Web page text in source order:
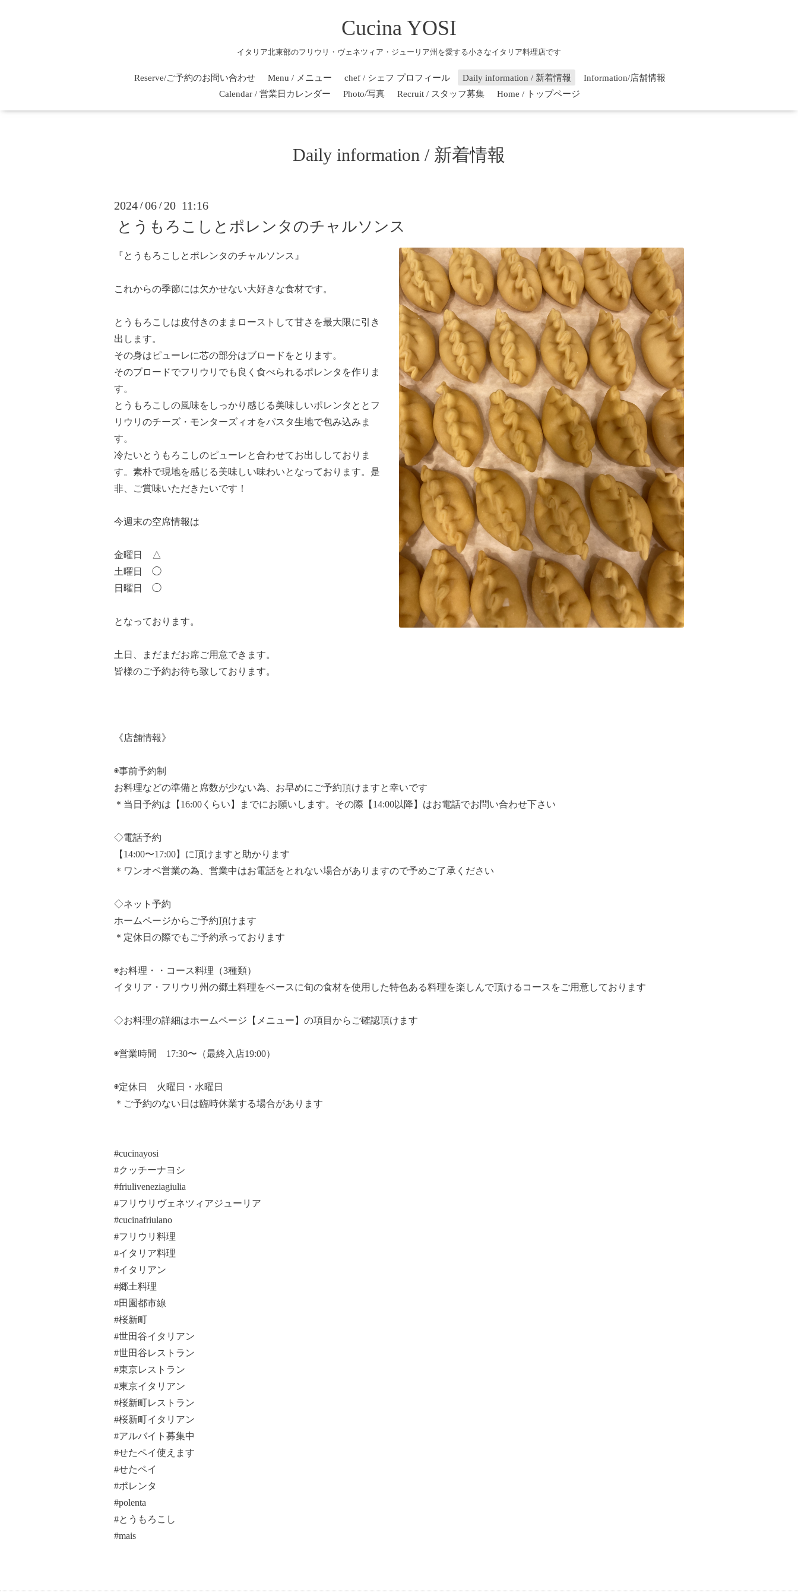
Cucina YOSI
イタリア北東部のフリウリ・ヴェネツィア・ジューリア州を愛する小さなイタリア料理店です
Reserve/ご予約のお問い合わせ Menu / メニュー chef / シェフ プロフィール Daily information / 新着情報
Information/店舗情報
Calendar / 営業日カレンダー
Photo/写真 Recruit / スタッフ募集 Home / トップページ
Daily information / 新着情報
2024 /06 / 20 11:16
とうもろこしとポレンタのチャルソンス
『とうもろこしとポレンタのチャルソンス』
これからの季節には欠かせない大好きな食材です。
とうもろこしは皮付きのままローストして甘さを最大限に引き
出します。
その身はピューレに芯の部分はブロードをとります。
そのブロードでフリウリでも良く食べられるポレンタを作りま
す。
とうもろこしの風味をしっかり感じる美味しいポレンタととフ
リウリのチーズ・モンターズィオをパスタ生地で包み込みま
す。
冷たいとうもろこしのピューレと合わせてお出ししておりま
す。素朴で現地を感じる美味しい味わいとなっております。是
非、ご賞味いただきたいです！
今週末の空席情報は
金曜日 △
土曜日 ◯
日曜日 ◯
となっております。
土日、まだまだお席ご用意できます。
皆様のご予約お待ち致しております。
《店舗情報》
◉事前予約制
お料理などの準備と席数が少ない為、お早めにご予約頂けますと幸いです
＊当日予約は【16:00くらい】までにお願いします。その際【14:00以降】はお電話でお問い合わせ下さい
◇電話予約
【14:00〜17:00】に頂けますと助かります
＊ワンオペ営業の為、営業中はお電話をとれない場合がありますので予めご了承ください
◇ネット予約
ホームページからご予約頂けます
＊定休日の際でもご予約承っております
◉お料理・・コース料理（3種類）
イタリア・フリウリ州の郷土料理をベースに旬の食材を使用した特色ある料理を楽しんで頂けるコースをご用意しております
◇お料理の詳細はホームページ【メニュー】の項目からご確認頂けます
◉営業時間 17:30〜（最終入店19:00）
◉定休日 火曜日・水曜日
＊ご予約のない日は臨時休業する場合があります
#cucinayosi
#クッチーナヨシ
#friuliveneziagiulia
#フリウリヴェネツィアジューリア
#cucinafriulano
#フリウリ料理
#イタリア料理
#イタリアン
#郷土料理
#田園都市線
#桜新町
#世田谷イタリアン
#世田谷レストラン
#東京レストラン
#東京イタリアン
#桜新町レストラン
#桜新町イタリアン
#アルバイト募集中
#せたペイ使えます
#せたペイ
#ポレンタ
#polenta
#とうもろこし
#mais